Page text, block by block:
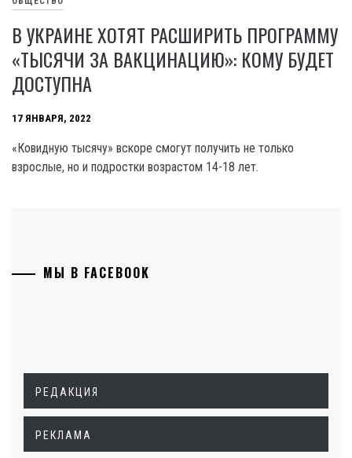
В УКРАИНЕ ХОТЯТ РАСШИРИТЬ ПРОГРАММУ
«ТЫСЯЧИ ЗА ВАКЦИНАЦИЮ»: КОМУ БУДЕТ
ДОСТУПНА
17 ЯНВАРЯ, 2022
«Ковидную тысячу» вскоре смогут получить не только
взрослые, но и подростки возрастом 14-18 лет.
МЫ В FACEBOOK
РЕДАКЦИЯ
РЕКЛАМА